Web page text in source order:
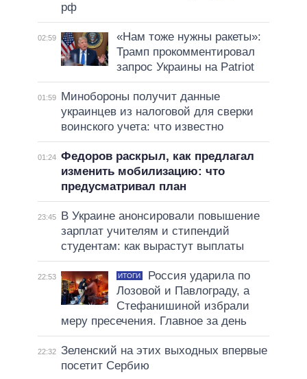
рф
02:59
«Нам тоже нужны ракеты»:
Трамп прокомментировал
запрос Украины на Patriot
01:59
Минобороны получит данные
украинцев из налоговой для сверки
воинского учета: что известно
01:24 Федоров раскрыл, как предлагал
изменить мобилизацию: что
предусматривал план
23:45
В Украине анонсировали повышение
зарплат учителям и стипендий
студентам: как вырастут выплаты
22:53 ИТОГИ
Россия ударила по
Лозовой и Павлограду, а
Стефанишиной избрали
меру пресечения. Главное за день
22:32 Зеленский на этих выходных впервые
посетит Сербию